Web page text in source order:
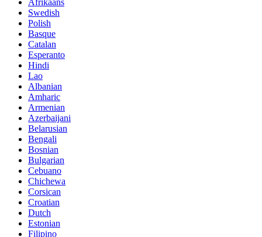
Afrikaans
Swedish
Polish
Basque
Catalan
Esperanto
Hindi
Lao
Albanian
Amharic
Armenian
Azerbaijani
Belarusian
Bengali
Bosnian
Bulgarian
Cebuano
Chichewa
Corsican
Croatian
Dutch
Estonian
Filipino